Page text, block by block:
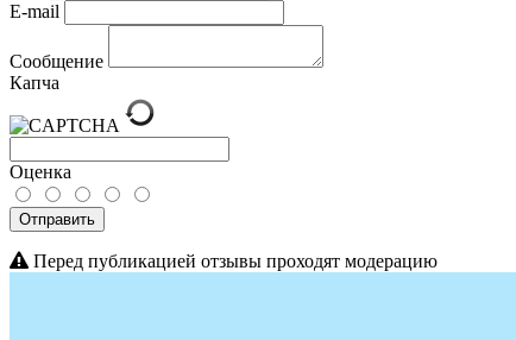
E-mail
Сообщение
Капча
Оценка
Отправить
Перед публикацией отзывы проходят модерацию